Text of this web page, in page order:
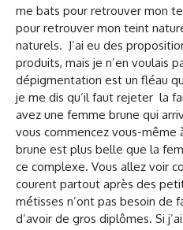
me bats pour retrouver mon
pour retrouver mon teint
naturels. J’ai eu des
produits, mais je n’en voulais
dépigmentation est un fléau
je me dis qu’il faut rejeter la
avez une femme brune qui
vous commencez vous-même
brune est plus belle que la
ce complexe. Vous allez voir
courent partout après des
métisses n’ont pas besoin de
d’avoir de gros diplômes. Si